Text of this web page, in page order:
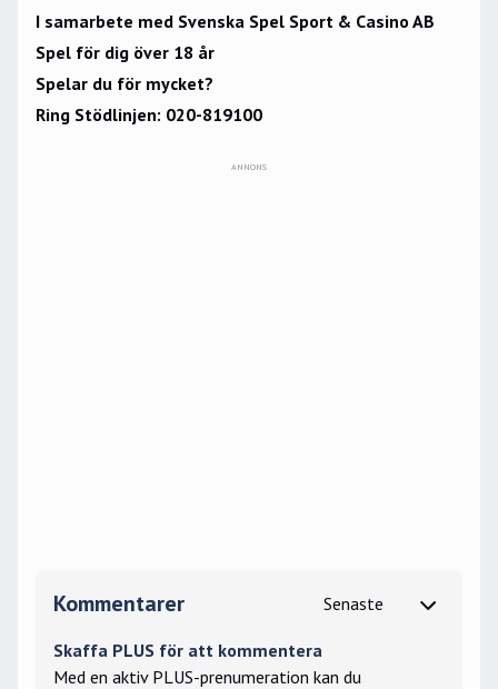
I samarbete med Svenska Spel Sport & Casino AB
Spel för dig över 18 år
Spelar du för mycket?
Ring Stödlinjen: 020-819100
Kommentarer
Skaffa PLUS för att kommentera
Med en aktiv PLUS-prenumeration kan du